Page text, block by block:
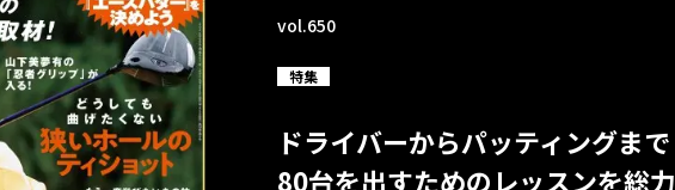
vol.650
特集
ドライバーからパッティングまで
80台を出すためのレッスンを総力